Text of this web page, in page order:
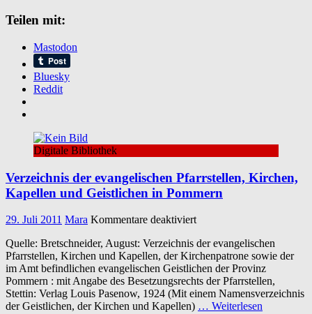
Teilen mit:
Mastodon
Bluesky
Reddit
Digitale Bibliothek
Verzeichnis der evangelischen Pfarrstellen, Kirchen,
Kapellen und Geistlichen in Pommern
29. Juli 2011 Mara Kommentare deaktiviertfür
der
evangelischen
Pfarrstellen,
Kirchen,
Kapellen
und
Quelle: Bretschneider, August: Verzeichnis der evangelischen
Pfarrstellen, Kirchen und Kapellen, der Kirchenpatrone sowie der
im Amt befindlichen evangelischen Geistlichen der Provinz
Pommern : mit Angabe des Besetzungsrechts der Pfarrstellen,
Stettin: Verlag Louis Pasenow, 1924 (Mit einem Namensverzeichnis
der Geistlichen, der Kirchen und Kapellen) … Weiterlesen